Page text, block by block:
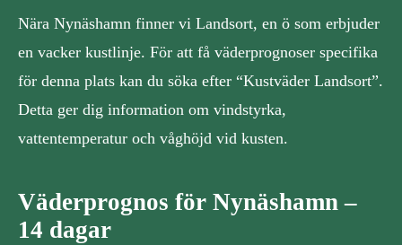
Nära Nynäshamn finner vi Landsort, en ö som erbjuder
en vacker kustlinje. För att få väderprognoser specifika
för denna plats kan du söka efter “Kustväder Landsort”.
Detta ger dig information om vindstyrka,
vattentemperatur och våghöjd vid kusten.
Väderprognos för Nynäshamn –
14 dagar